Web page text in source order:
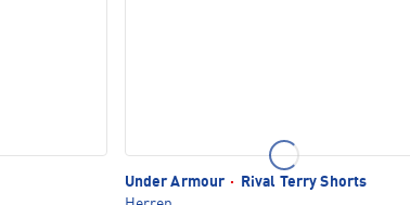
Under Armour ·
Rival Terry Shorts